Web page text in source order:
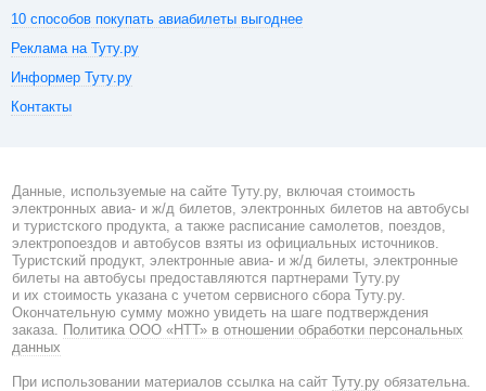
10 способов покупать авиабилеты выгоднее
Реклама на Туту.ру
Информер Туту.ру
Контакты
Данные, используемые на сайте Туту.ру, включая стоимость
электронных авиа- и ж/д билетов, электронных билетов на автобусы
и туристского продукта, а также расписание самолетов, поездов,
электропоездов и автобусов взяты из официальных источников.
Туристский продукт, электронные авиа- и ж/д билеты, электронные
билеты на автобусы предоставляются партнерами Туту.ру
и их стоимость указана с учетом сервисного сбора Туту.ру.
Окончательную сумму можно увидеть на шаге подтверждения
заказа. Политика ООО «НТТ» в отношении обработки персональных
данных
При использовании материалов ссылка на сайт Туту.ру обязательна.